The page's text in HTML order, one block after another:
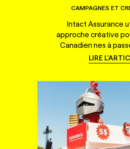
CAMPAGNES ET
Intact Assurance
approche créative
Canadien·nes à
LIRE